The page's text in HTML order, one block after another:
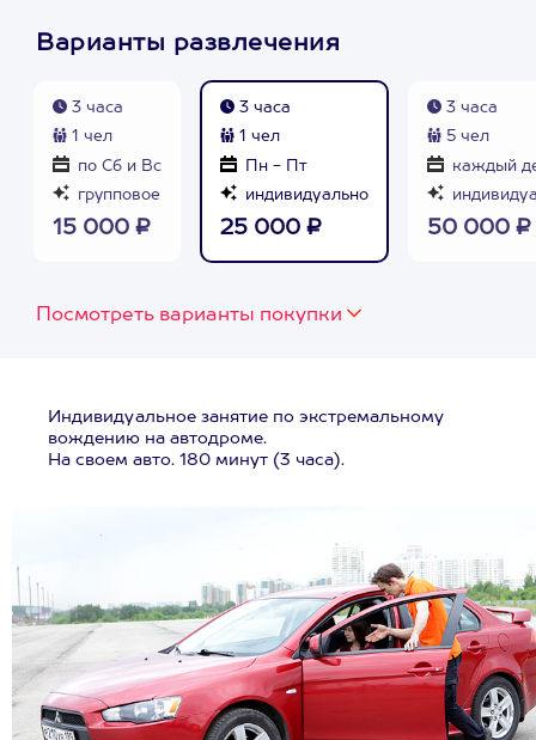
Варианты развлечения
3 часа
1 чел
по Сб и Вс
групповое
15 000 ₽
3 часа
1 чел
Пн - Пт
индивидуально
25 000 ₽
3 часа
5 чел
каждый
50 000 ₽
Посмотреть варианты покупки
Индивидуальное занятие по экстремальному
вождению на автодроме.
На своем авто. 180 минут (3 часа).